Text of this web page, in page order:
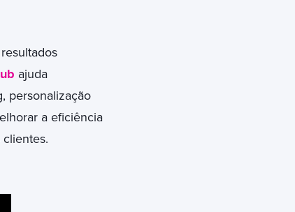
ajuda
personalização
a eficiência